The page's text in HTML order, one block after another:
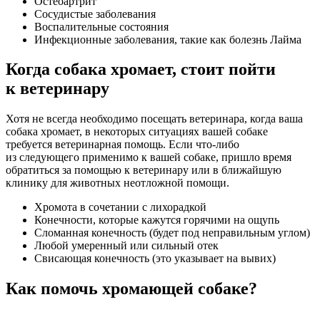
Сосудистые заболевания
Воспалительные состояния
Инфекционные заболевания, такие как болезнь Лайма
Когда собака хромает, стоит пойти
к ветеринару
Хотя не всегда необходимо посещать ветеринара, когда ваша
собака хромает, в некоторых ситуациях вашей собаке
требуется ветеринарная помощь. Если что-либо
из следующего применимо к вашей собаке, пришло время
обратиться за помощью к ветеринару или в ближайшую
клинику для животных неотложной помощи.
Хромота в сочетании с лихорадкой
Конечности, которые кажутся горячими на ощупь
Сломанная конечность (будет под неправильным углом)
Любой умеренный или сильный отек
Свисающая конечность (это указывает на вывих)
Как помочь хромающей собаке?